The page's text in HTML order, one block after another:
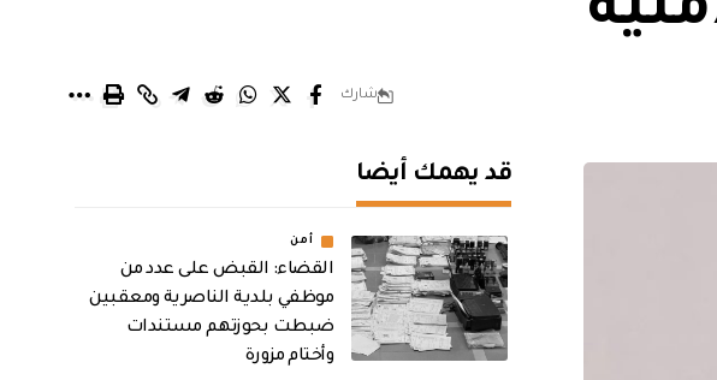
شارك
قد يهمك أيضا
أمن
القضاء: القبض على عدد من
موظفي بلدية الناصرية ومعقبين
ضبطت بحوزتهم مستندات
وأختام مزورة